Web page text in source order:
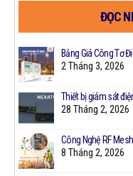
ĐỌC
Bảng Giá Công Tơ
2 Tháng 3, 2026
Thiết bị giám sát
28 Tháng 2, 2026
Công Nghệ RF
8 Tháng 2, 2026